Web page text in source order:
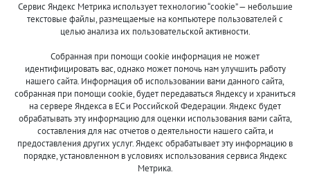
© 2013-2024 "Волжские приманки"
8 (800)
500-7844
Оплата и доставка
О компании
Акции и скидки
Новости
Контакты
Сервис Яндекс Метрика использует технологию “cookie” — небольшие
текстовые файлы, размещаемые на компьютере пользователей с
целью анализа их пользовательской активности.
Собранная при помощи cookie информация не может
идентифицировать вас, однако может помочь нам улучшить работу
нашего сайта. Информация об использовании вами данного сайта,
собранная при помощи cookie, будет передаваться Яндексу и храниться
на сервере Яндекса в ЕС и Российской Федерации. Яндекс будет
обрабатывать эту информацию для оценки использования вами сайта,
составления для нас отчетов о деятельности нашего сайта, и
предоставления других услуг. Яндекс обрабатывает эту информацию в
порядке, установленном в условиях использования сервиса Яндекс
Метрика.